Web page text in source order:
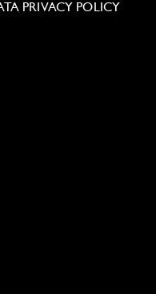
PRIVACY POLICY